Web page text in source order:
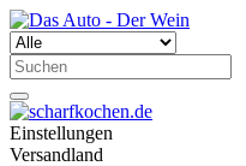
Einstellungen
Versandland